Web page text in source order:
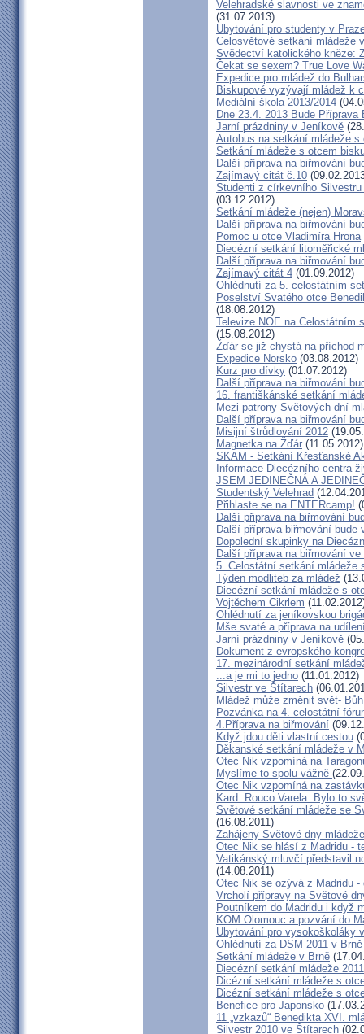
Velehradské slavnosti ve
(31.07.2013)
Ubytování pro studenty v
Celosvětové setkání mládeže
Svědectví katolického kněze:
Čekat se sexem? True Love
Expedice pro mládež do
Biskupové vyzývají mládež k
Mediální škola 2013/2014
Dne 23.4. 2013 Bude Příprava
Jarní prázdniny v Jeníkově
Autobus na setkání mládeže
Setkání mládeže s otcem
Další příprava na biřmování
Zajímavý citát č.10
Studenti z církevního
(03.12.2012)
Setkání mládeže (nejen)
Další příprava na biřmování
Pomoc u otce Vladimíra Hrona
Diecézní setkání litoměřické
Další příprava na biřmování
Zajímavý citát 4 (01.09.2012)
Ohlédnutí za 5. celostátním
Poselství Svatého otce
(18.08.2012)
Televize NOE na Celostátním
(15.08.2012)
Žďár se již chystá na příchod
Expedice Norsko (03.08.2012)
Kurz pro dívky (01.07.2012)
Další příprava na biřmování
16. františkánské setkání
Mezi patrony Světových dní
Další příprava na biřmování
Misijní štrůdlování 2012
Magnetka na Žďár (11.05.2012)
SKAM - Setkání Křesťanské
Informace Diecézního centra
JSEM JEDINEČNÁ A
Studentský Velehrad
Přihlaste se na ENTERcamp!
Další připrava na biřmování
Další příprava biřmování bude
Dopolední skupinky na
Další příprava na biřmování
5. Celostátní setkání mládeže
Týden modliteb za mládež
Diecézní setkání mládeže s
Vojtěchem Cikrlem
Ohlédnutí za jeníkovskou
Mše svaté a příprava na
Jarní prázdniny v Jeníkově
Dokument z evropského
17. mezinárodní setkání
...a je mi to jedno (11.01.2012)
Silvestr ve Štítarech
Mládež může změnit svět-
Pozvánka na 4. celostátní
4.Příprava na biřmování
Když jdou děti vlastní cestou
Děkanské setkání mládeže v
Otec Nik vzpomíná na
Myslíme to spolu vážně
Otec Nik vzpomíná na
Kard. Rouco Varela: Bylo to
Světové setkání mládeže se
(16.08.2011)
Zahájeny Světové dny
Otec Nik se hlásí z Madridu -
Vatikánský mluvčí představil
(14.08.2011)
Otec Nik se ozývá z Madridu -
Vrcholí přípravy na Světové
Poutníkem do Madridu i když
KOM Olomouc a pozvání do
Ubytování pro vysokoškoláky
Ohlédnutí za DSM 2011 v Brně
Setkání mládeže v Brně
Diecézní setkání mládeže
Dicézní setkání mládeže s
Dicézní setkání mládeže s
Benefice pro Japonsko
11 „vzkazů“ Benedikta XVI.
Silvestr 2010 ve Štítarech